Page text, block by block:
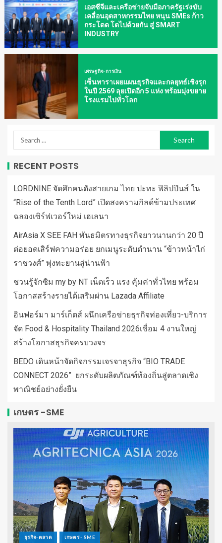
เอสซีจีและเครือข่ายจับมือภาครัฐเร่งขับ
เคลื่อนอุตสาหกรรมไทย หนุน SMEs ก้าว
กระโดด โตไปด้วยกัน สู่ SMART
INDUSTRY
เศรษฐกิจ-การเงิน
เซ็นทาราเผยแผนธุรกิจและกลยุทธ์เชิงรุก
ในปี 2569 ลุยเปิดอีก 5 แห่ง พร้อมมุ่งขยาย
โรงแรมไปทั่วโลก
RECENT POSTS
LORDNINE จัดศึกคนดังสายเกม ไทย ปะทะ ฟิลิปปินส์ ใน
“Rise of the Tenth Lord” เปิดสงครามกิลด์ข้ามประเทศ
ฉลองเซิร์ฟเวอร์ใหม่ เฮเลนา
AirAsia X SEE FAH พันธมิตรทางธุรกิจยาวนานกว่า 20 ปี
ต่อยอดเสิร์ฟความอร่อย ยกเมนูระดับตำนาน “ข้าวหน้าไก่
ราชวงศ์” พุ่งทะยานสู่น่านฟ้า
ชวนรู้จักซิม my by NT เน็ตเร็ว แรง คุ้มค่าทั่วไทย พร้อม
โอกาสสร้างรายได้เสริมผ่าน Lazada Affiliate
อินฟอร์มา มาร์เก็ตส์ ผนึกเครือข่ายธุรกิจท่องเที่ยว-บริการ
จัด Food & Hospitality Thailand 2026เชื่อม 4 งานใหญ่
สร้างโอกาสธุรกิจครบวงจร
BEDO เดินหน้าจัดกิจกรรมเจรจาธุรกิจ “BIO TRADE
CONNECT 2026” ยกระดับผลิตภัณฑ์ท้องถิ่นสู่ตลาดเชิง
พาณิชย์อย่างยั่งยืน
เกษตร -SME
ธุรกิจ-ตลาด เกษตร - SME